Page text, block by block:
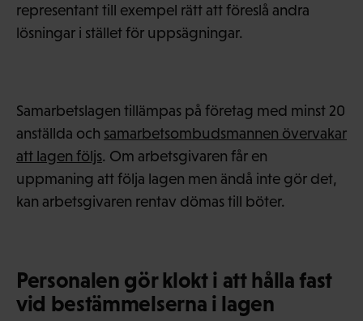
representant till exempel rätt att föreslå andra
lösningar i stället för uppsägningar.
Samarbetslagen tillämpas på företag med minst 20
anställda och samarbetsombudsmannen övervakar
att lagen följs. Om arbetsgivaren får en
uppmaning att följa lagen men ändå inte gör det,
kan arbetsgivaren rentav dömas till böter.
Personalen gör klokt i att hålla fast
vid bestämmelserna i lagen